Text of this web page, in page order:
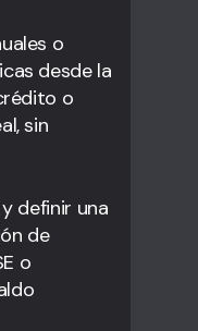
o
desde la
o
sin
definir una
de
o